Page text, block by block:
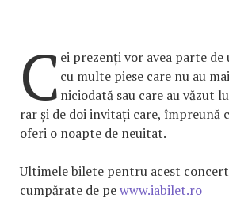
C ei prezenți vor avea parte
cu multe piese care nu au
niciodată sau care au văzut
rar și de doi invitați care, împreună
oferi o noapte de neuitat.
Ultimele bilete pentru acest
cumpărate de pewww.iabilet.ro